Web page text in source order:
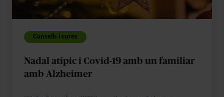
un
familiar
amb Consells i cures
Nadal atípic i Covid-19 amb un familiar
amb Alzheimer